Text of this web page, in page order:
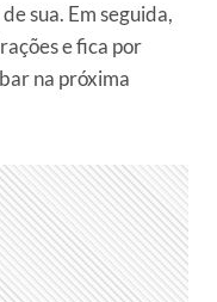
sua. Em seguida,
e fica por
na próxima